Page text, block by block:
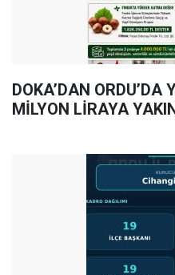
DOKA’DAN ORDU’DA
MİLYON LİRAYA